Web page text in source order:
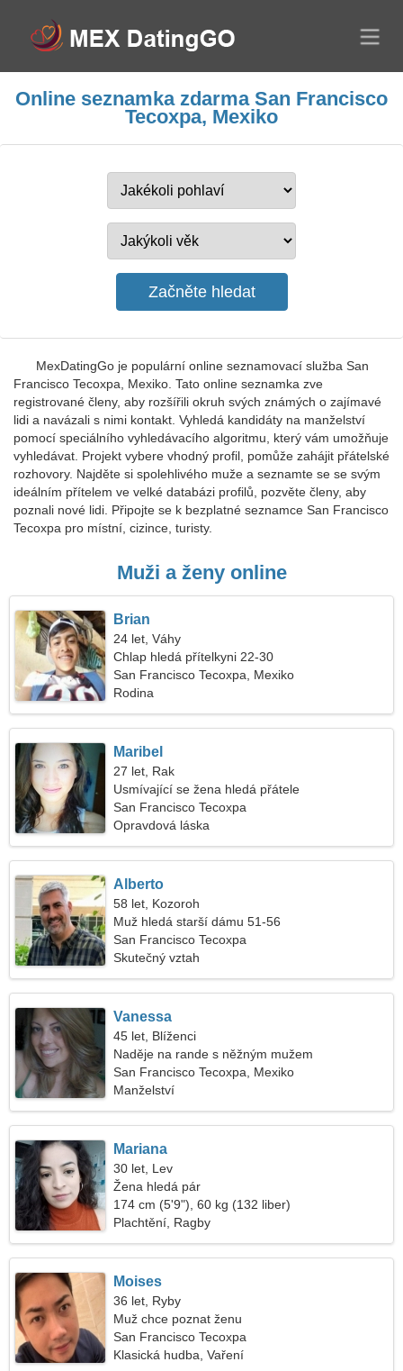
Online seznamka zdarma San Francisco
Tecoxpa, Mexiko
MexDatingGo je populární online seznamovací služba San
Francisco Tecoxpa, Mexiko. Tato online seznamka zve
registrované členy, aby rozšířili okruh svých známých o zajímavé
lidi a navázali s nimi kontakt. Vyhledá kandidáty na manželství
pomocí speciálního vyhledávacího algoritmu, který vám umožňuje
vyhledávat. Projekt vybere vhodný profil, pomůže zahájit přátelské
rozhovory. Najděte si spolehlivého muže a seznamte se se svým
ideálním přítelem ve velké databázi profilů, pozvěte členy, aby
poznali nové lidi. Připojte se k bezplatné seznamce San Francisco
Tecoxpa pro místní, cizince, turisty.
Muži a ženy online
Brian
24 let, Váhy
Chlap hledá přítelkyni 22-30
San Francisco Tecoxpa, Mexiko
Rodina
Maribel
27 let, Rak
Usmívající se žena hledá přátele
San Francisco Tecoxpa
Opravdová láska
Alberto
58 let, Kozoroh
Muž hledá starší dámu 51-56
San Francisco Tecoxpa
Skutečný vztah
Vanessa
45 let, Blíženci
Naděje na rande s něžným mužem
San Francisco Tecoxpa, Mexiko
Manželství
Mariana
30 let, Lev
Žena hledá pár
174 cm (5'9"), 60 kg (132 liber)
Plachtění, Ragby
Moises
36 let, Ryby
Muž chce poznat ženu
San Francisco Tecoxpa
Klasická hudba, Vaření